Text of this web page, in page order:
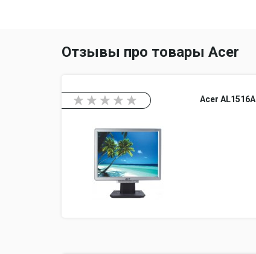
Отзывы про товары Acer
Acer AL1516A